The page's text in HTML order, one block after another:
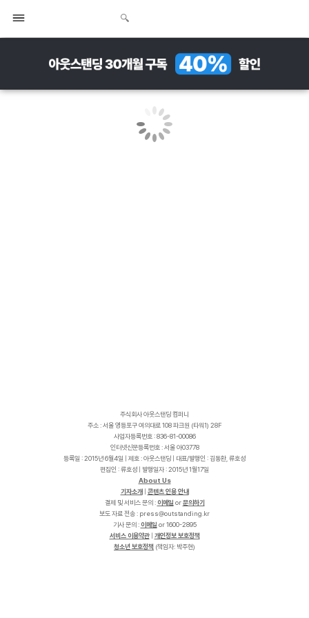
주식회사 아웃스탠딩 컴퍼니
주소 : 서울 영등포구 여의대로 108 파크원 (타워1) 28F
사업자등록번호 : 836-81-00086
인터넷신문등록번호 : 서울 아03778
등록일 : 2015년 6월4일 | 제호 : 아웃스탠딩 | 대표/발행인 : 김동환, 류호성
편집인 : 류호성 | 발행일자 : 2015년 1월17일
About Us
기자소개
콘텐츠 인용 안내
결제 및 서비스 문의 : 이메일 or문의하기
보도 자료 전송 :
r
k
.
g
n
i
d
n
a
t
s
t
u
o
@
s
s
e
r
p
기사 문의 : 이메일 or 1600-2895
서비스 이용약관| 개인정보 보호정책
청소년 보호정책 (책임자: 박주현)